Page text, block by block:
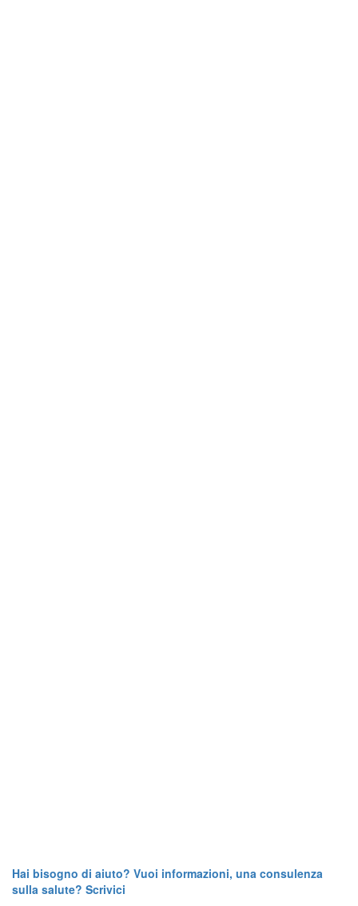
Hai bisogno di aiuto? Vuoi informazioni, una consulenza
sulla salute? Scrivici